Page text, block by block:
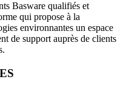
Basware qualifiés et
qui propose à la
environnantes un espace
de support auprès de clients